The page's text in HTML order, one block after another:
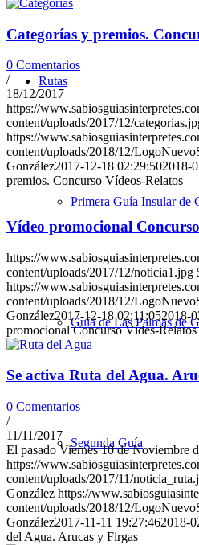
Rutas
Primera Guía Insular de
Guía de Las Palmas de
Segunda Guía
Categorías y premios.
0 Comentarios
/
18/12/2017
https://
content/uploads/2017/12/
https://
content/uploads/2018/12/
González2017-12-18 02:29:502018-
premios. Concurso Vídeos-Relatos
Vídeo promocional
https://
content/uploads/2017/12/noticia1.jpg
https://
content/uploads/2018/12/
González2017-12-18 02:11:052018-
promocional Concurso Vídes-Relatos
Se activa Ruta del Agua.
0 Comentarios
/
11/11/2017
El pasado Viernes 10 de Noviembre
https://
content/uploads/2017/11/
González https://
content/uploads/2018/12/
González2017-11-11 19:27:462018-
del Agua. Arucas y Firgas